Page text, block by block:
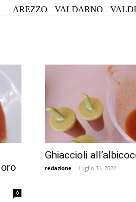
AREZZO VALDARNO
0
Ghiaccioli
redazione - Luglio 31, 2022